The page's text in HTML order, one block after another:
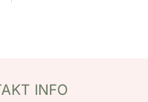
INFO